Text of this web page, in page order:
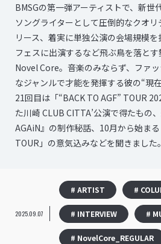
BMSGの第一弾アーティストで、新世
ソングライターとして圧倒的なクオ
リース、着実に単独公演の会場規模
フェスに出演するなど飛ぶ鳥を落と
Novel Core。音楽のみならず、ファ
なジャンルで才能を発揮する彼の“現
21回目は「“BACK TO AGF” TOUR
た川崎 CLUB CITTA’公演で得たもの
AGAiN』の制作秘話、10月から始ま
TOUR」の意気込みなどを聞きました。
2025.09.07
# ARTIST #
# INTERVIEW #
# NovelCore_REGULAR